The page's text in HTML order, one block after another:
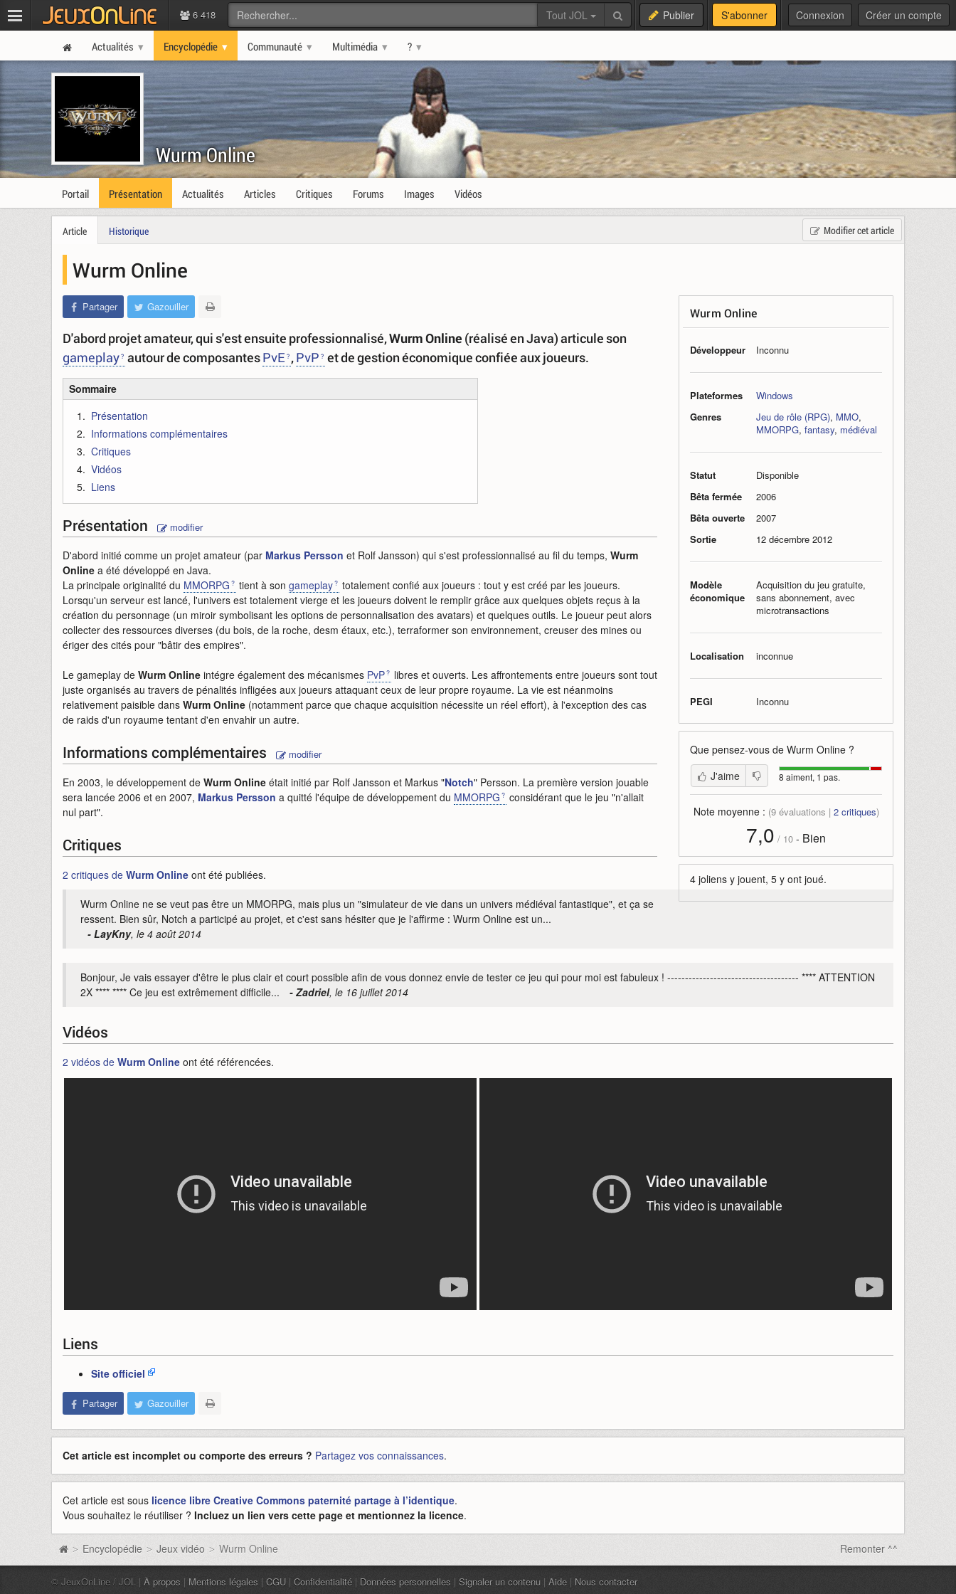
6 418 Tout JOL Publier S'abonner Connexion Créer un compte
Actualités Encyclopédie Communauté Multimédia ?
Wurm Online
Portail Présentation Actualités Articles Critiques Forums Images Vidéos
Modifier cet article
Article Historique
Wurm Online
Wurm Online
Développeur Inconnu
Plateformes
Windows
Genres
Jeu de rôle (RPG), MMO,
MMORPG, fantasy, médiéval
Statut
Disponible
Bêta fermée
2006
Bêta ouverte
2007
Sortie
12 décembre 2012
Modèle
économique
Acquisition du jeu gratuite,
sans abonnement, avec
microtransactions
Localisation inconnue
PEGI Inconnu
Que pensez-vous de Wurm Online ?
8 aiment, 1 pas.
J'aime
Note moyenne : (9évaluations | 2critiques)
7,0 / 10 - Bien
4 joliens y jouent, 5 y ont joué.
Partager Gazouiller
D'abord projet amateur, qui s'est ensuite professionnalisé,Wurm Online (réalisé en Java) articule son
gameplay autour de composantesPvE ,PvP et de gestion économique confiée aux joueurs.
Sommaire
Présentation
Informations complémentaires
Critiques
Vidéos
Liens
Présentation modifier
D'abord initié comme un projet amateur (par Markus Persson et Rolf Jansson) qui s'est professionnalisé au fil du temps, Wurm
Online a été développé en Java.
La principale originalité du MMORPG tient à son gameplay
totalement confié aux joueurs : tout y est créé par les joueurs.
Lorsqu'un serveur est lancé, l'univers est totalement vierge et les joueurs doivent le remplir grâce aux quelques objets reçus à la
création du personnage (un miroir symbolisant les options de personnalisation des avatars) et quelques outils. Le joueur peut alors
collecter des ressources diverses (du bois, de la roche, desm étaux, etc.), terraformer son environnement, creuser des mines ou
ériger des cités pour "bâtir des empires".
Le gameplay de Wurm Online intégre également des mécanismes PvP
libres et ouverts. Les affrontements entre joueurs sont tout
juste organisés au travers de pénalités infligées aux joueurs attaquant ceux de leur propre royaume. La vie est néanmoins
relativement paisible dans Wurm Online (notamment parce que chaque acquisition nécessite un réel effort), à l'exception des cas
de raids d'un royaume tentant d'en envahir un autre.
Informations complémentaires modifier
En 2003, le développement de Wurm Online était initié par Rolf Jansson et Markus "Notch" Persson. La première version jouable
sera lancée 2006 et en 2007, Markus Persson a quitté l'équipe de développement du MMORPG
considérant que le jeu "n'allait
nul part".
Critiques
2 critiques de Wurm Online ont été publiées.
Wurm Online ne se veut pas être un MMORPG, mais plus un "simulateur de vie dans un univers médiéval fantastique", et ça se
ressent. Bien sûr, Notch a participé au projet, et c'est sans hésiter que je l'affirme : Wurm Online est un...
- LayKny, le 4 août 2014
Bonjour, Je vais essayer d'être le plus clair et court possible afin de vous donnez envie de tester ce jeu qui pour moi est fabuleux ! ------------------------------------- **** ATTENTION
2X **** **** Ce jeu est extrêmement difficile...
- Zadriel, le 16 juillet 2014
Vidéos
2 vidéos de Wurm Online ont été référencées.
Liens
Site officiel
Partager Gazouiller
Cet article est incomplet ou comporte des erreurs ? Partagez vos connaissances.
Cet article est sous licence libre Creative Commons paternité partage à l’identique.
Vous souhaitez le réutiliser ? Incluez un lien vers cette page et mentionnez la licence.
Remonter ^^
> Encyclopédie > Jeux vidéo > Wurm Online
© JeuxOnLine / JOL | À propos | Mentions légales | CGU | Confidentialité | Données personnelles | Signaler un contenu | Aide | Nous contacter